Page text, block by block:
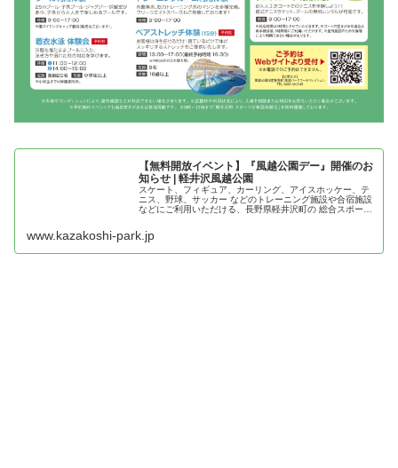
【無料開放イベント】『風越公園デー』開催のお
知らせ | 軽井沢風越公園
スケート、フィギュア、カーリング、アイスホッケー、テ
ニス、野球、サッカー などのトレーニング施設や合宿施設
などにご利用いただける、長野県軽井沢町の 総合スポーツ
www.kazakoshi-park.jp